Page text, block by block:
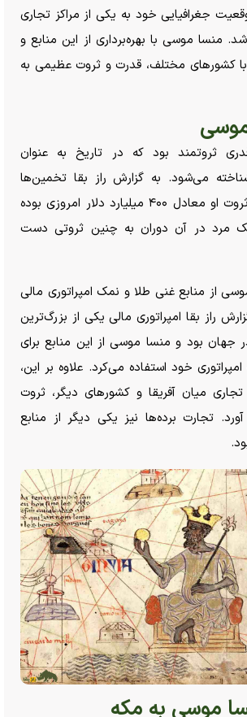
جغرافیایی خود به یکی از مراکز تجاری
منسا موسی با بهره‌برداری از این منابع و
با کشور‌های مختلف، قدرت و ثروت عظیمی به
ثروتمند بود که در تاریخ به عنوان
می‌شود. به گزارش راز بقا تخمین‌ها
نشان می‌دهند که ثروت او معادل ۴۰۰ میلیارد دلار امروزی بوده
مرد در آن دوران به چنین ثروتی دست
از منابع غنی طلا و نمک امپراتوری مالی
راز بقا امپراتوری مالی یکی از بزرگ‌ترین
جهان بود و منسا موسی از این منابع برای
خود استفاده می‌کرد. علاوه بر این،
تجاری میان آفریقا و کشور‌های دیگر، ثروت
تجارت برده‌ها نیز یکی دیگر از منابع
موسی به مکه